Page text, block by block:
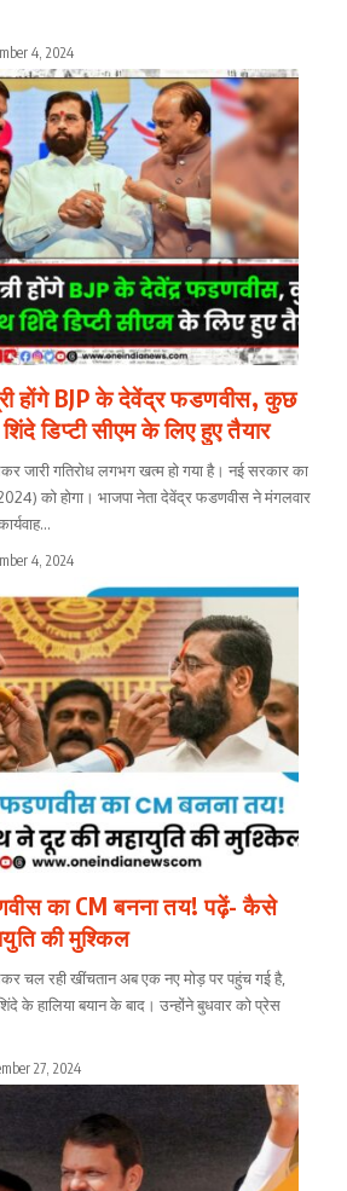
4, 2024
होंगे BJP के देवेंद्र फडणवीस, कुछ
डिप्टी सीएम के लिए हुए तैयार
जारी गतिरोध लगभग खत्म हो गया है। नई सरकार का
को होगा। भाजपा नेता देवेंद्र फडणवीस ने मंगलवार
...
4, 2024
का CM बनना तय! पढ़ें- कैसे
की मुश्किल
चल रही खींचतान अब एक नए मोड़ पर पहुंच गई है,
के हालिया बयान के बाद। उन्होंने बुधवार को प्रेस
27, 2024